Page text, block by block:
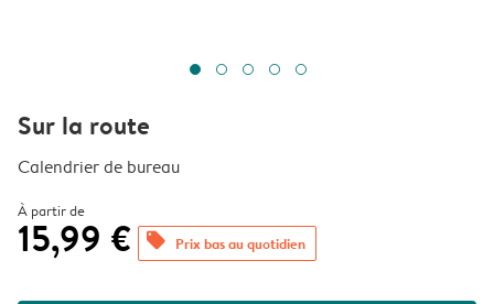
Sur la route
Calendrier de bureau
À partir de
15,99 € offers Prix bas au quotidien